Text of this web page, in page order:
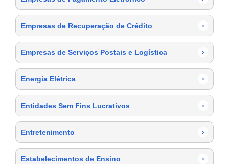
Empresas de Recuperação de Crédito ›
Empresas de Serviços Postais e Logística ›
Energia Elétrica ›
Entidades Sem Fins Lucrativos ›
Entretenimento ›
Estabelecimentos de Ensino ›